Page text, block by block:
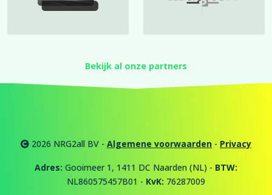
Bekijk al onze partners
2026 NRG2all BV - Algemene voorwaarden - Privacy
Adres: Gooimeer 1, 1411 DC Naarden (NL) - BTW:
NL860575457B01 - KvK: 76287009